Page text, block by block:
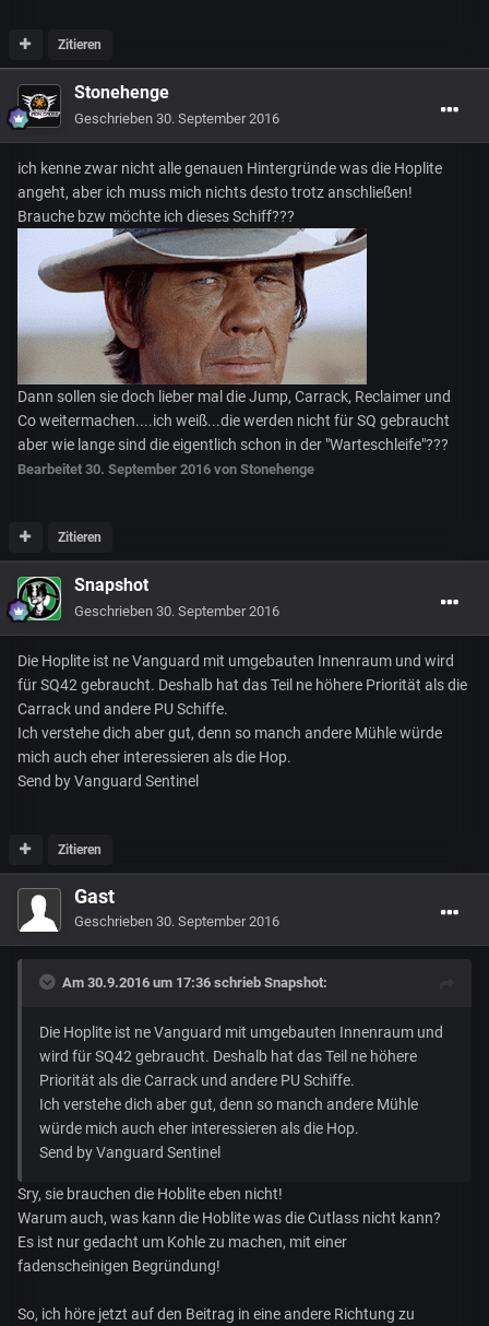
Gruss
Zitieren
Stonehenge
Geschrieben 30. September 2016
ich kenne zwar nicht alle genauen Hintergründe was die Hoplite
angeht, aber ich muss mich nichts desto trotz anschließen!
Brauche bzw möchte ich dieses Schiff???
Dann sollen sie doch lieber mal die Jump, Carrack, Reclaimer und
Co weitermachen....ich weiß...die werden nicht für SQ gebraucht
aber wie lange sind die eigentlich schon in der "Warteschleife"???
Bearbeitet 30. September 2016 von Stonehenge
Zitieren
Snapshot
Geschrieben 30. September 2016
Die Hoplite ist ne Vanguard mit umgebauten Innenraum und wird
für SQ42 gebraucht. Deshalb hat das Teil ne höhere Priorität als die
Carrack und andere PU Schiffe.
Ich verstehe dich aber gut, denn so manch andere Mühle würde
mich auch eher interessieren als die Hop.
Send by Vanguard Sentinel
Zitieren
Gast
Geschrieben 30. September 2016
Am 30.9.2016 um 17:36 schrieb Snapshot:
Die Hoplite ist ne Vanguard mit umgebauten Innenraum und
wird für SQ42 gebraucht. Deshalb hat das Teil ne höhere
Priorität als die Carrack und andere PU Schiffe.
Ich verstehe dich aber gut, denn so manch andere Mühle
würde mich auch eher interessieren als die Hop.
Send by Vanguard Sentinel
Sry, sie brauchen die Hoblite eben nicht!
Warum auch, was kann die Hoblite was die Cutlass nicht kann?
Es ist nur gedacht um Kohle zu machen, mit einer
fadenscheinigen Begründung!
So, ich höre jetzt auf den Beitrag in eine andere Richtung zu